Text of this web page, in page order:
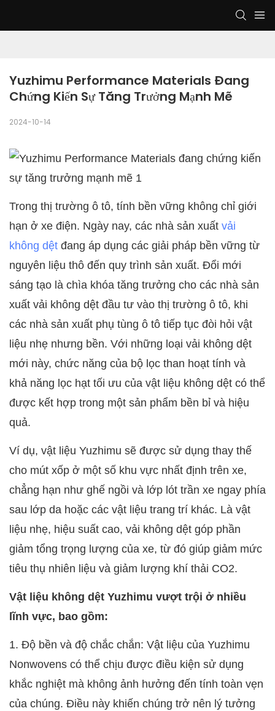
Yuzhimu Performance Materials Đang
Chứng Kiến ​​sự Tăng Trưởng Mạnh Mẽ
2024-10-14
Trong thị trường ô tô, tính bền vững không chỉ giới
hạn ở xe điện. Ngày nay, các nhà sản xuất vải
không dệt đang áp dụng các giải pháp bền vững từ
nguyên liệu thô đến quy trình sản xuất. Đổi mới
sáng tạo là chìa khóa tăng trưởng cho các nhà sản
xuất vải không dệt đầu tư vào thị trường ô tô, khi
các nhà sản xuất phụ tùng ô tô tiếp tục đòi hỏi vật
liệu nhẹ nhưng bền. Với những loại vải không dệt
mới này, chức năng của bộ lọc than hoạt tính và
khả năng lọc hạt tối ưu của vật liệu không dệt có thể
được kết hợp trong một sản phẩm bền bỉ và hiệu
quả.
Ví dụ, vật liệu Yuzhimu sẽ được sử dụng thay thế
cho mút xốp ở một số khu vực nhất định trên xe,
chẳng hạn như ghế ngồi và lớp lót trần xe ngay phía
sau lớp da hoặc các vật liệu trang trí khác. Là vật
liệu nhẹ, hiệu suất cao, vải không dệt góp phần
giảm tổng trọng lượng của xe, từ đó giúp giảm mức
tiêu thụ nhiên liệu và giảm lượng khí thải CO2.
Vật liệu không dệt Yuzhimu vượt trội ở nhiều
lĩnh vực, bao gồm:
1. Độ bền và độ chắc chắn: Vật liệu của Yuzhimu
Nonwovens có thể chịu được điều kiện sử dụng
khắc nghiệt mà không ảnh hưởng đến tính toàn vẹn
của chúng. Điều này khiến chúng trở nên lý tưởng